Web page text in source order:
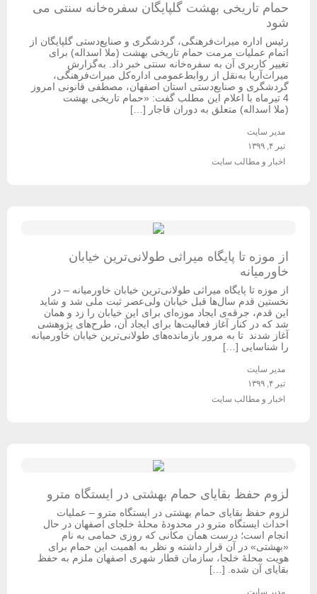
حمام تاریخی بهشت گلپایگان سفره‌خانه سنتی می
شود
رئیس اداره میراث‌فرهنگی، گردشگری و صنایع‌دستی گلپایگان از
اتمام عملیات مرمت حمام تاریخی بهشت (ملا اسداله) برای
تغییر کاربری آن به سفره‌خانه سنتی خبر داد. به‌گزارش
میراث‌آریا به‌نقل از روابط‌عمومی اداره‌کل میراث‌فرهنگی،
گردشگری و صنایع‌دستی استان اصفهان، مصطفی قانونی امروز
4 تیرماه با اعلام این مطلب گفت: «حمام تاریخی بهشت
(ملا اسداله) متعلق به دوران قاجار […]
مدیر سایت
تیر ۴, ۱۳۹۹
اخبار و مطالب سایت
از موزه تا پایگاه میراثی طولانی‌ترین خیابان
خاورمیانه
از موزه تا پایگاه میراثی طولانی‌ترین خیابان خاورمیانه – در
نخستین قدم سال‌ها قبل خیابان ولی‌عصر ثبت ملی شد و شاید
این قدم، جرقه‌ی ایجاد موزه‌ای برای این خیابان را زد و همان
شد که در کنار آغاز فعالیت‌ها برای ایجاد آن، طرح‌های پژوهشی
آغاز شدند تا به مرور بازمانده‌های طولانی‌ترین خیابان خاورمیانه
را شناسایی […]
مدیر سایت
تیر ۴, ۱۳۹۹
اخبار و مطالب سایت
لزوم حفظ بقایای حمام بهشتی در ایستگاه مترو
لزوم حفظ بقایای حمام بهشتی در ایستگاه مترو – عملیات
احداث ایستگاه مترو در محدودۀ محلۀ خلجای اصفهان در حال
انجام است؛ درست همان مکانی که روزی حمامی به نام
«بهشتی» در آن قرار داشته و نظر به اهمیت این حمام برای
هویت محلۀ خلجا، سازمان قطار شهری اصفهان ملزم به حفظ
بقایای آن شده. […]
مدیر سایت